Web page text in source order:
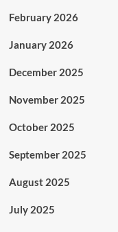
February 2026
January 2026
December 2025
November 2025
October 2025
September 2025
August 2025
July 2025